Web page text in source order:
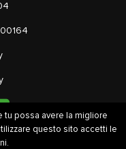
tu possa avere la migliore
questo sito accetti le